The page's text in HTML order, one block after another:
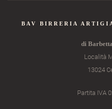
BAV BIRRERIA
di
Località
13024
Partita IVA